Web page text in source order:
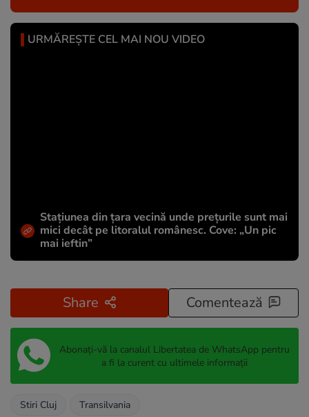
URMĂREȘTE CEL MAI NOU VIDEO
Stațiunea din țara vecină unde prețurile sunt mai
mici decât pe litoralul românesc. Cove: „Un pic
mai ieftin”
Share Comentează
Abonați-vă la canalul Libertatea de WhatsApp pentru
a fi la curent cu ultimele informații
Stiri Cluj Transilvania